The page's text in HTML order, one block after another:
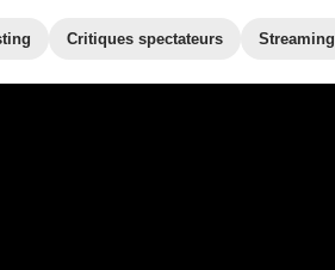
Critiques spectateurs Streaming